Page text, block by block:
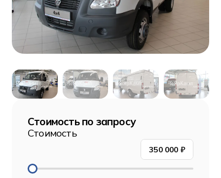
Стоимость по запросу
Стоимость
350 000 ₽